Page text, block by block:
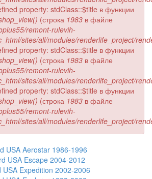
property: stdClass::$title в функции
(строка 1983 в файле
remont-rulevih-
sites/all/modules/renderlife_project/
property: stdClass::$title в функции
(строка 1983 в файле
remont-rulevih-
sites/all/modules/renderlife_project/
property: stdClass::$title в функции
(строка 1983 в файле
remont-rulevih-
sites/all/modules/renderlife_project/
USA Aerostar 1986-1996
USA Escape 2004-2012
USA Expedition 2002-2006